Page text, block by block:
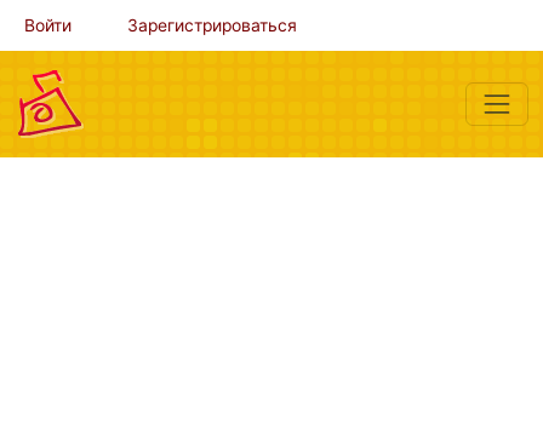
Войти Зарегистрироваться